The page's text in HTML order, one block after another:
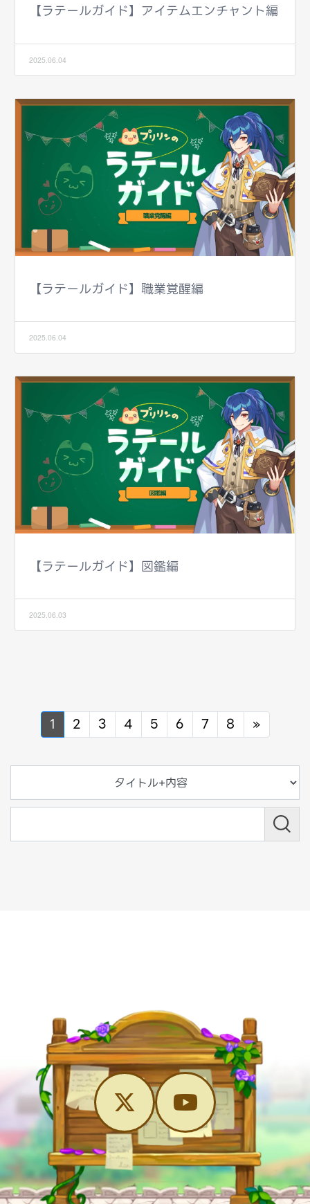
【ラテールガイド】アイテムエンチャント編
2025.06.04
【ラテールガイド】職業覚醒編
2025.06.04
【ラテールガイド】図鑑編
2025.06.03
1 2 3 4 5 6 7 8 »Next